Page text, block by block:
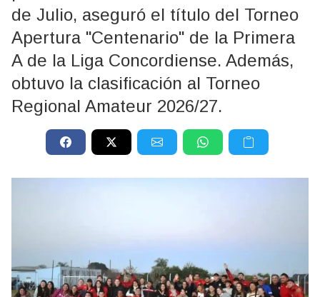
de Julio, aseguró el título del Torneo
Apertura "Centenario" de la Primera
A de la Liga Concordiense. Además,
obtuvo la clasificación al Torneo
Regional Amateur 2026/27.